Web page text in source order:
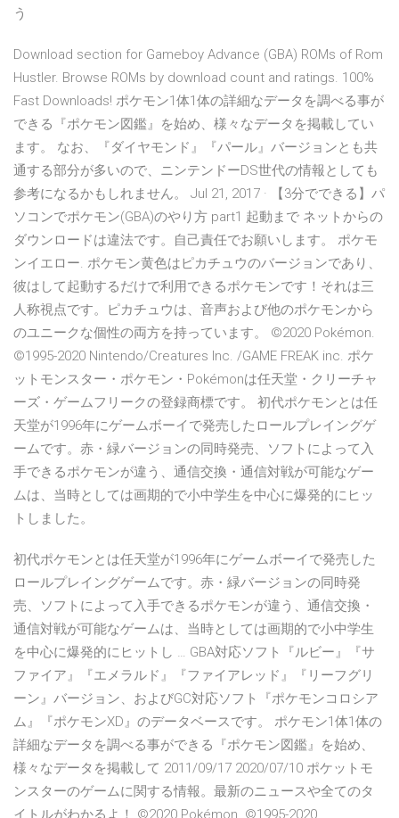
う
Download section for Gameboy Advance (GBA) ROMs of Rom
Hustler. Browse ROMs by download count and ratings. 100%
Fast Downloads! ポケモン1体1体の詳細なデータを調べる事が
できる『ポケモン図鑑』を始め、様々なデータを掲載してい
ます。 なお、『ダイヤモンド』『パール』バージョンとも共
通する部分が多いので、ニンテンドーDS世代の情報としても
参考になるかもしれません。 Jul 21, 2017 · 【3分でできる】パ
ソコンでポケモン(GBA)のやり方 part1 起動まで ネットからの
ダウンロードは違法です。自己責任でお願いします。 ポケモ
ンイエロー. ポケモン黄色はピカチュウのバージョンであり、
彼はして起動するだけで利用できるポケモンです！それは三
人称視点です。ピカチュウは、音声および他のポケモンから
のユニークな個性の両方を持っています。 ©2020 Pokémon.
©1995-2020 Nintendo/Creatures Inc. /GAME FREAK inc. ポケ
ットモンスター・ポケモン・Pokémonは任天堂・クリーチャ
ーズ・ゲームフリークの登録商標です。 初代ポケモンとは任
天堂が1996年にゲームボーイで発売したロールプレイングゲ
ームです。赤・緑バージョンの同時発売、ソフトによって入
手できるポケモンが違う、通信交換・通信対戦が可能なゲー
ムは、当時としては画期的で小中学生を中心に爆発的にヒッ
トしました。
初代ポケモンとは任天堂が1996年にゲームボーイで発売した
ロールプレイングゲームです。赤・緑バージョンの同時発
売、ソフトによって入手できるポケモンが違う、通信交換・
通信対戦が可能なゲームは、当時としては画期的で小中学生
を中心に爆発的にヒットし … GBA対応ソフト『ルビー』『サ
ファイア』『エメラルド』『ファイアレッド』『リーフグリ
ーン』バージョン、およびGC対応ソフト『ポケモンコロシア
ム』『ポケモンXD』のデータベースです。 ポケモン1体1体の
詳細なデータを調べる事ができる『ポケモン図鑑』を始め、
様々なデータを掲載して 2011/09/17 2020/07/10 ポケットモ
ンスターのゲームに関する情報。最新のニュースや全てのタ